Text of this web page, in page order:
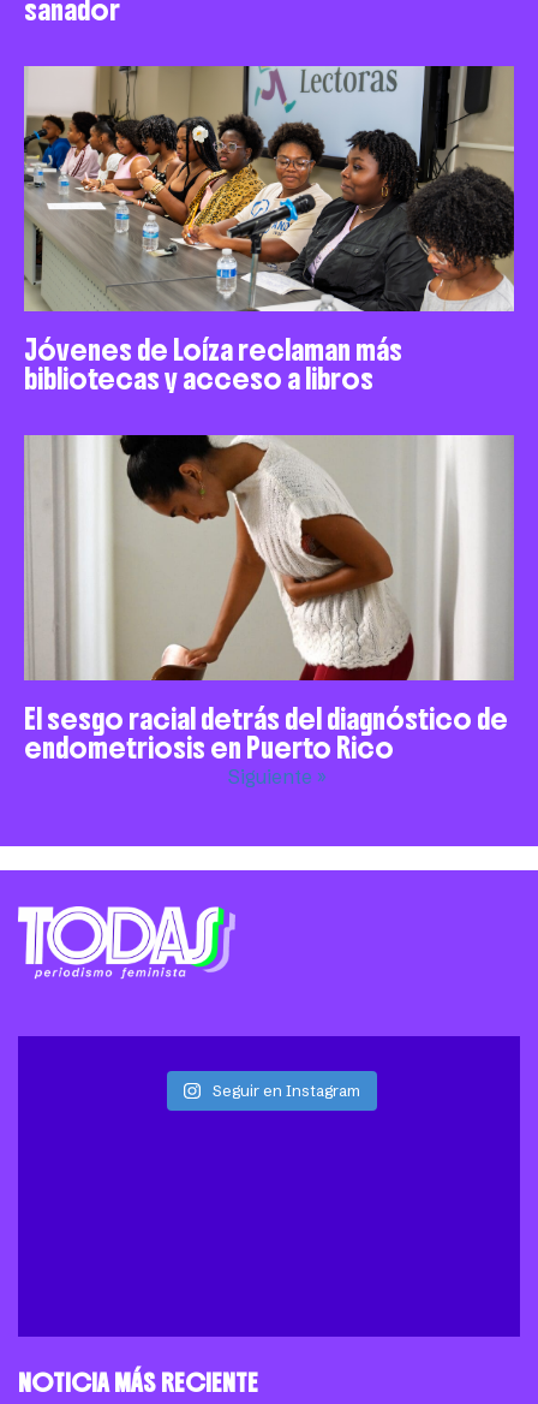
sanador
Jóvenes de Loíza reclaman más
bibliotecas y acceso a libros
El sesgo racial detrás del diagnóstico de
endometriosis en Puerto Rico
Siguiente »
Seguir en Instagram
NOTICIA MÁS RECIENTE